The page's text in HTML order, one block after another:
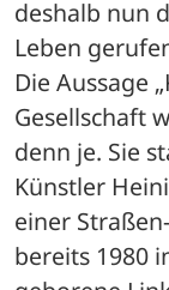
deshalb nun
Leben
Die Aussage
Gesellschaft
denn je. Sie
Künstler
einer
bereits 1980